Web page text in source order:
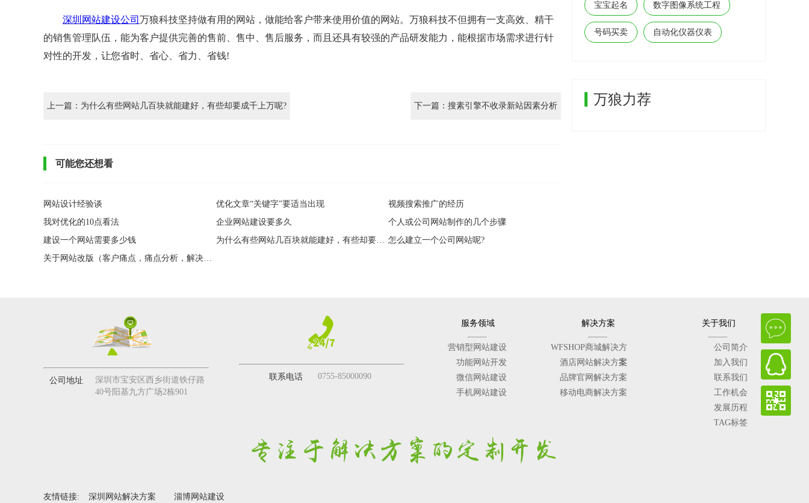
深圳网站建设公司 万狼科技坚持做有用的网站，做能给客户带来使用价值的网站。万狼科技不但拥有一支高效、精干
的销售管理队伍，能为客户提供完善的售前、售中、售后服务，而且还具有较强的产品研发能力，能根据市场需求进行针
对性的开发，让您省时、省心、省力、省钱!
上一篇：为什么有些网站几百块就能建好，有些却要成千上万呢? 下一篇：搜素引擎不收录新站因素分析
可能您还想看
网站设计经验谈 优化文章“关键字”要适当出现
视频搜索推广的经历
我对优化的10点看法
企业网站建设要多久
个人或公司网站制作的几个步骤
建设一个网站需要多少钱
为什么有些网站几百块就能建好，有些却要成千上万呢? 怎么建立一个公司网站呢?
关于网站改版（客户痛点，痛点分析，解决方案）
宝宝起名 数字图像系统工程
号码买卖 自动化仪器仪表
万狼力荐
公司地址
深圳市宝安区西乡街道铁仔路
40号阳基九方广场2栋901
联系电话 0755-85000090
服务领域
营销型网站建设
功能网站开发
微信网站建设
手机网站建设
解决方案
WFSHOP商城解决方
案
酒店网站解决方案
品牌官网解决方案
移动电商解决方案
关于我们
公司简介
加入我们
联系我们
工作机会
发展历程
TAG标签
友情链接: 深圳网站解决方案 淄博网站建设